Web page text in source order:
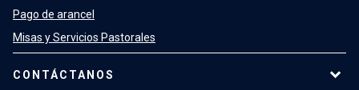
Pago de arancel
Misas y Servicios Pastorales
CONTÁCTANOS